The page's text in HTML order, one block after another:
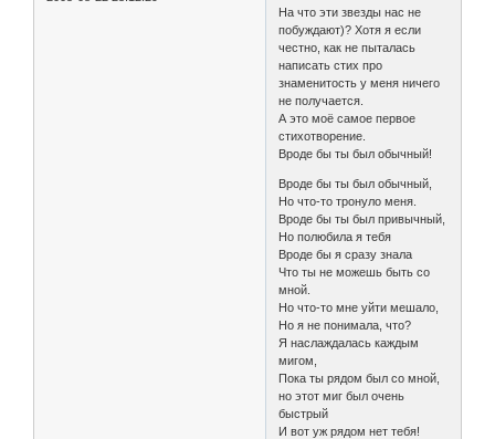
На что эти звезды нас не
побуждают)? Хотя я если
честно, как не пыталась
написать стих про
знаменитость у меня ничего
не получается.
А это моё самое первое
стихотворение.
Вроде бы ты был обычный!
Вроде бы ты был обычный,
Но что-то тронуло меня.
Вроде бы ты был привычный,
Но полюбила я тебя
Вроде бы я сразу знала
Что ты не можешь быть со
мной.
Но что-то мне уйти мешало,
Но я не понимала, что?
Я наслаждалась каждым
мигом,
Пока ты рядом был со мной,
но этот миг был очень
быстрый
И вот уж рядом нет тебя!